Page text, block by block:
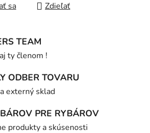
sa Zdieľať
TEAM
ty členom !
ODBER TOVARU
externý sklad
PRE RYBÁROV
produkty a skúsenosti